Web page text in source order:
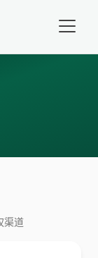
渠道